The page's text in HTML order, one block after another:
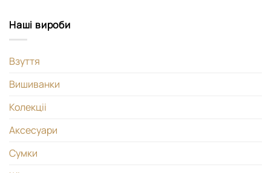
Наші вироби
Взуття
Вишиванки
Колекціі
Аксесуари
Сумки